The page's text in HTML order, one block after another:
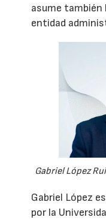
asume también
entidad
Gabriel López
Gabriel López
por la